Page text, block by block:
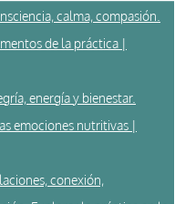
calma, compasión.
de la práctica |
energía y bienestar.
emociones nutritivas |
conexión,